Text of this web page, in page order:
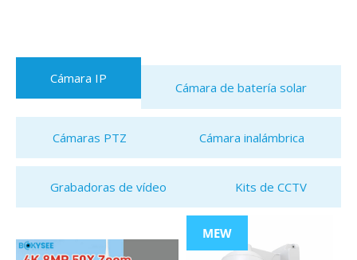
Cámara IP
Cámara de batería solar
Cámaras PTZ Cámara inalámbrica
Grabadoras de vídeo Kits de CCTV
MEW